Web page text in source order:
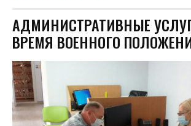
АДМИНИСТРАТИВНЫЕ
ВРЕМЯ ВОЕННОГО